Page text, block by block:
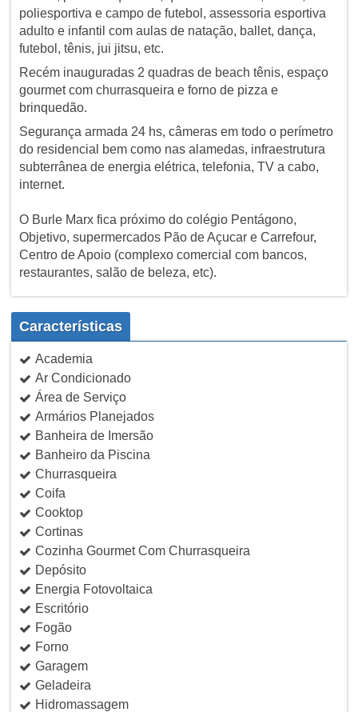
poliesportiva e campo de futebol, assessoria esportiva
adulto e infantil com aulas de natação, ballet, dança,
futebol, tênis, jui jitsu, etc.
Recém inauguradas 2 quadras de beach tênis, espaço
gourmet com churrasqueira e forno de pizza e
brinquedão.
Segurança armada 24 hs, câmeras em todo o perímetro
do residencial bem como nas alamedas, infraestrutura
subterrânea de energia elétrica, telefonia, TV a cabo,
internet.
O Burle Marx fica próximo do colégio Pentágono,
Objetivo, supermercados Pão de Açucar e Carrefour,
Centro de Apoio (complexo comercial com bancos,
restaurantes, salão de beleza, etc).
Características
Academia
Ar Condicionado
Área de Serviço
Armários Planejados
Banheira de Imersão
Banheiro da Piscina
Churrasqueira
Coifa
Cooktop
Cortinas
Cozinha Gourmet Com Churrasqueira
Depósito
Energia Fotovoltaica
Escritório
Fogão
Forno
Garagem
Geladeira
Hidromassagem